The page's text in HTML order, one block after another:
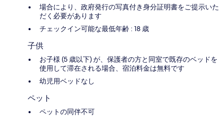
場合により、政府発行の写真付き身分証明書をご提示いた
だく必要があります
チェックイン可能な最低年齢 : 18 歳
子供
お子様 (5 歳以下) が、保護者の方と同室で既存のベッドを
使用して滞在される場合、宿泊料金は無料です
幼児用ベッドなし
ペット
ペットの同伴不可